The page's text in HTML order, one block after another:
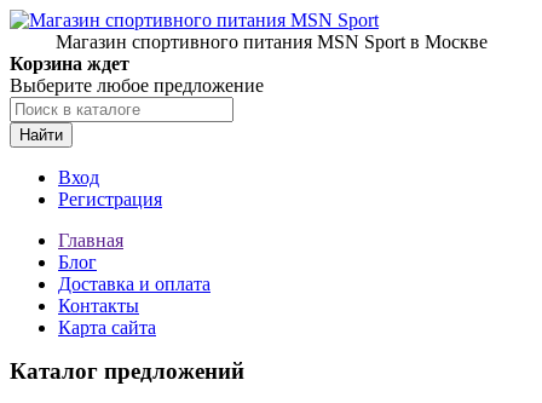
Магазин спортивного питания MSN Sport в Москве
Корзина ждет
Выберите любое предложение
Найти
Вход
Регистрация
Главная
Блог
Доставка и оплата
Контакты
Карта сайта
Каталог предложений